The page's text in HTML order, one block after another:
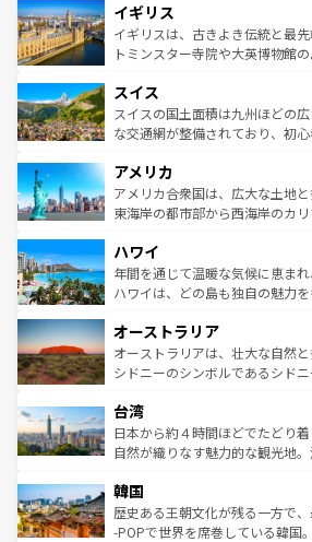
いる。シャンパンの発祥地である
香り高いラベンダー畑など、多
らに、パリ以外の地域にも魅力
れる地方に足を運ぶとそれぞれで
きるだろう。 なお、新着の
を参照してほしい。
顔を持つこの国は、どこを歩いて
ルリンの文化的活気、バイエル
してライン川沿いのワイン畑と
は、お酒好きな人にはぜひ体験してほしい
ドイツ情報はコンテンツ一覧を
イギリス
イギリスは、古きよき伝統と最
トミンスター寺院や大英博物館
リアごとに異なる魅力がある。ま
ティー、ビール好きにはたまら
戦など、本場だからこそできる
ンツ一覧を参照してほしい。
スイス
スイスの国土面積は九州ほどの
な交通網が整備されており、初
の建物がそのまま残る町や、スイ
博物館もあり、アルプス観光だけ
ことができる。国民の所得が高
ば市内交通費無料で観光を楽しむことも
着のスイス情報はコンテンツ一覧
アメリカ
アメリカ合衆国は、広大な土地と
東海岸の都市部から西海岸のカ
のような巨大都市は、観光、ショ
ンメントが詰まった刺激的なス
西部には大自然が広がり、グラ
部のニューオーリンズでは、音楽
文化が魅力。旅行者はアメリカの
しみながら、その多様性と豊か
ならではの贅沢な旅のスタイルだ。 なお、新着のアメ
情報はコンテンツ一覧を参照し
ハワイ
年間を通じて温暖な気候に恵ま
ハワイは、どの島も独自の魅力
ワイ島は見逃せない。また、定番
島だが、静かな自然を求めるなら
おすすめ。エメラルドグリーン
れるおもてなしの心で訪れる人々
人々、おいしいローカルフード
ク、伝統的なフラダンスなど、
ワイを、存分に味わってほしい。 なお、新着のハワイ情報
はコンテンツ一覧を参照してほ
オーストラリア
オーストラリアは、壮大な自然と
シドニーのシンボルであるシド
リアリーフや大陸中央部にそびえ
ク）、タスマニアの美しい原生
ど、見どころがたくさん。また
いる。アクティビティも充実して
ビング、ハイキングなど、アウ
い。オーストラリアの多彩な魅
台湾
日本から約４時間ほどでたどり
自然が織りなす魅力的な観光地
ン）、静ひつな山岳地帯である台
と山間の静けさが共存しており
驚きをもたらしてくれる。また
韓国
歴史ある王朝文化が残る一方で
-POPで世界を席巻している韓国